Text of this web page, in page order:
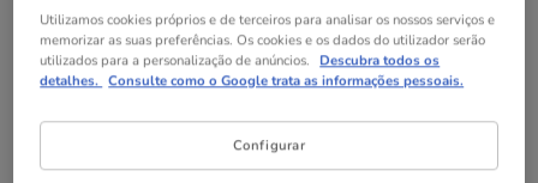
cupão FLASH5. Ver condições
Cupão: FLASH8 Copiar
Adicionar ao carrinho
Utilizamos cookies próprios e de terceiros para analisar os nossos serviços e
memorizar as suas preferências. Os cookies e os dados do utilizador serão
utilizados para a personalização de anúncios. Descubra todos os
detalhes. Consulte como o Google trata as informações pessoais.
Configurar